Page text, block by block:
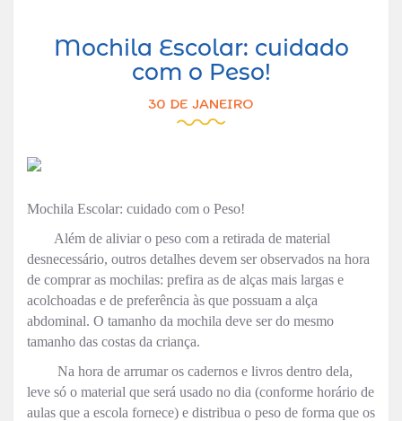
Mochila Escolar: cuidado
com o Peso!
30 DE JANEIRO
Mochila Escolar: cuidado com o Peso!
Além de aliviar o peso com a retirada de material
desnecessário, outros detalhes devem ser observados na hora
de comprar as mochilas: prefira as de alças mais largas e
acolchoadas e de preferência às que possuam a alça
abdominal. O tamanho da mochila deve ser do mesmo
tamanho das costas da criança.
Na hora de arrumar os cadernos e livros dentro dela,
leve só o material que será usado no dia (conforme horário de
aulas que a escola fornece) e distribua o peso de forma que os